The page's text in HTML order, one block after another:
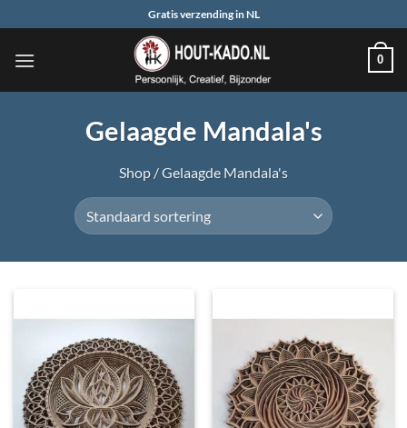
naar
inhoud
Gratis verzending in NL
0
Gelaagde Mandala's
Shop /Gelaagde Mandala's